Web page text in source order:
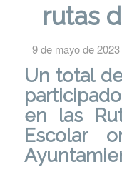
rutas
9 de mayo de 2023
Un total
en las
Escolar